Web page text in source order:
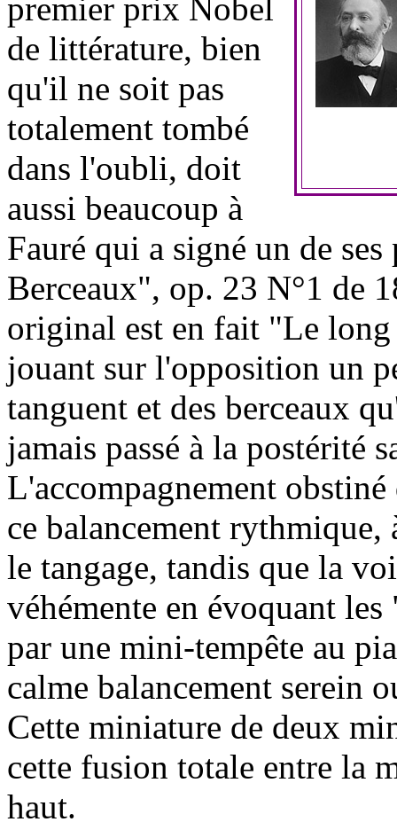
premier prix Nobel
de littérature, bien
qu'il ne soit pas
totalement tombé
dans l'oubli, doit
aussi beaucoup à
Fauré qui a signé un de
Berceaux", op. 23 N°1 de
original est en fait "Le
jouant sur l'opposition un
tanguent et des berceaux
jamais passé à la postérité
L'accompagnement
ce balancement
le tangage, tandis que la
véhémente en évoquant
par une mini-tempête au
calme balancement serein
Cette miniature de deux
cette fusion totale entre la
haut.